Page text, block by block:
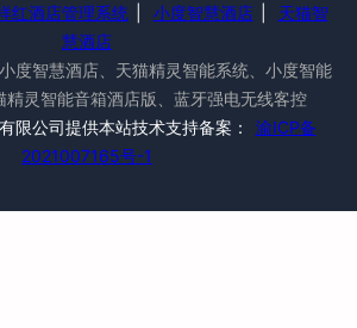
红酒店管理系统 小度智慧酒店
天猫智
慧酒店
度智慧酒店、天猫精灵智能系统、小度智能
精灵智能音箱酒店版、蓝牙强电无线客控
限公司提供本站技术支持备案：
渝ICP备
2021007165号-1